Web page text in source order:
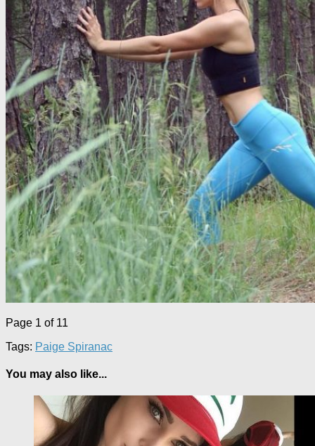
Page 1 of 11
Tags: Paige Spiranac
You may also like...